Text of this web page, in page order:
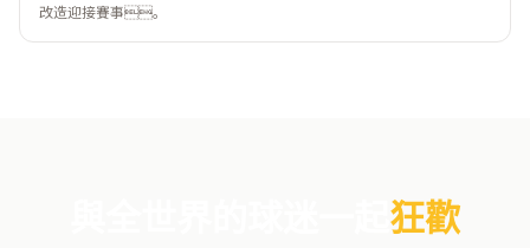
改造迎接賽事。
狂歡